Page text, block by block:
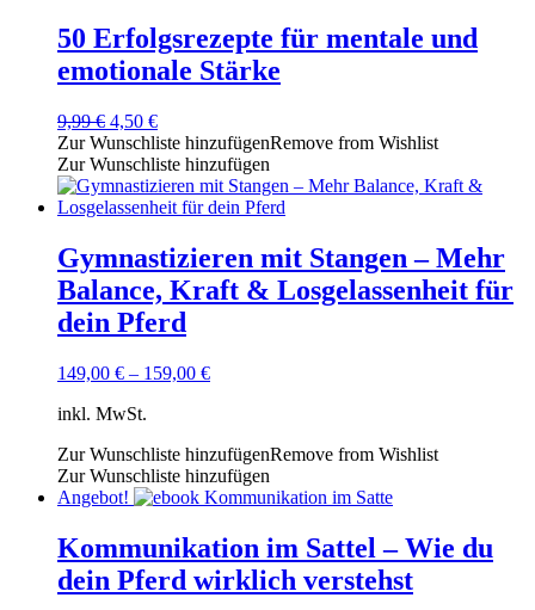
50 Erfolgsrezepte für mentale und
emotionale Stärke
9,99€ Ursprünglicher
Preis
war:
9,99 €
4,50 €Aktueller
Preis
ist:
4,50 €.
Zur Wunschliste hinzufügenRemove from Wishlist
Zur Wunschliste hinzufügen
Gymnastizieren mit Stangen – Mehr
Balance, Kraft & Losgelassenheit für
dein Pferd
149,00 € – 159,00 €
inkl. MwSt.
Zur Wunschliste hinzufügenRemove from Wishlist
Zur Wunschliste hinzufügen
Angebot!
Kommunikation im Sattel – Wie du
dein Pferd wirklich verstehst